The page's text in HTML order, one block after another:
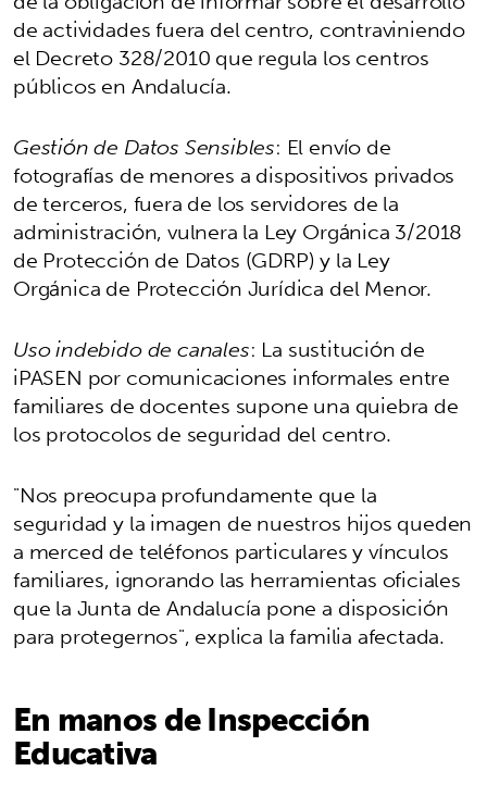
de actividades fuera del centro, contraviniendo
el Decreto 328/2010 que regula los centros
públicos en Andalucía.
Gestión de Datos Sensibles: El envío de
fotografías de menores a dispositivos privados
de terceros, fuera de los servidores de la
administración, vulnera la Ley Orgánica 3/2018
de Protección de Datos (GDRP) y la Ley
Orgánica de Protección Jurídica del Menor.
Uso indebido de canales: La sustitución de
iPASEN por comunicaciones informales entre
familiares de docentes supone una quiebra de
los protocolos de seguridad del centro.
"Nos preocupa profundamente que la
seguridad y la imagen de nuestros hijos queden
a merced de teléfonos particulares y vínculos
familiares, ignorando las herramientas oficiales
que la Junta de Andalucía pone a disposición
para protegernos", explica la familia afectada.
En manos de Inspección
Educativa